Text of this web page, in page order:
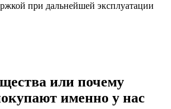
при дальнейшей эксплуатации
или почему
именно у нас